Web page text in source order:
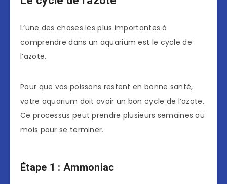
L’une des choses les plus importantes à
comprendre dans un aquarium est le cycle de
l’azote.
Pour que vos poissons restent en bonne santé,
votre aquarium doit avoir un bon cycle de l’azote.
Ce processus peut prendre plusieurs semaines ou
mois pour se terminer.
Étape 1 : Ammoniac